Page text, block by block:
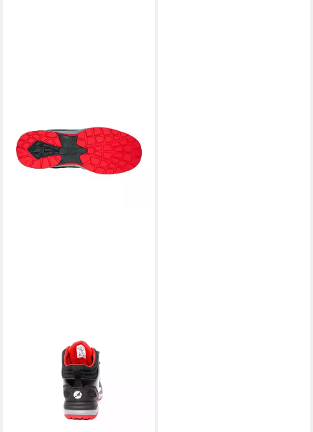
ALBATROS ULTRATRAIL MID
Sicherheitsschuh S3S ESD
Sicherheitsschuh
Durchtrittschutz
lieferbar - in 2-3 Werktagen bei dir